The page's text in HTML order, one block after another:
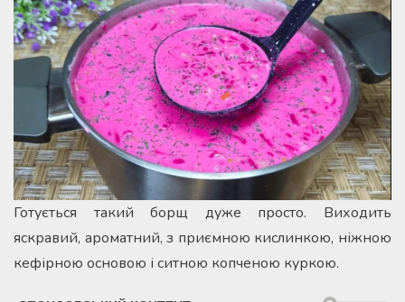
Готується такий борщ дуже просто. Виходить
яскравий, ароматний, з приємною кислинкою, ніжною
кефірною основою і ситною копченою куркою.